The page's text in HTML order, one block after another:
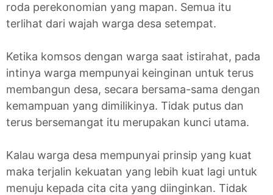
roda perekonomian yang mapan. Semua itu
terlihat dari wajah warga desa setempat.
Ketika komsos dengan warga saat istirahat, pada
intinya warga mempunyai keinginan untuk terus
membangun desa, secara bersama-sama dengan
kemampuan yang dimilikinya. Tidak putus dan
terus bersemangat itu merupakan kunci utama.
Kalau warga desa mempunyai prinsip yang kuat
maka terjalin kekuatan yang lebih kuat lagi untuk
menuju kepada cita cita yang diinginkan. Tidak